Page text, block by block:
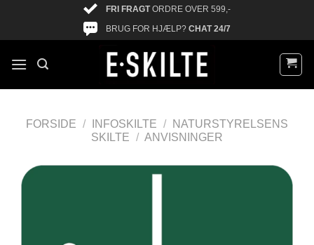
FRI FRAGTORDRE OVER 599,-
BRUG FOR HJÆLP? CHAT 24/7
FORSIDE / INFOSKILTE /
NATURSTYRELSENS
SKILTE / ANVISNINGER